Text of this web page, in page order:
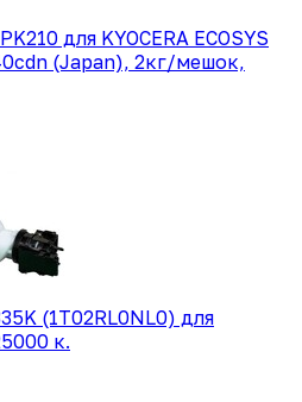
для KYOCERA ECOSYS
(Japan), 2кг/мешок,
(1T02RL0NL0) для
к.